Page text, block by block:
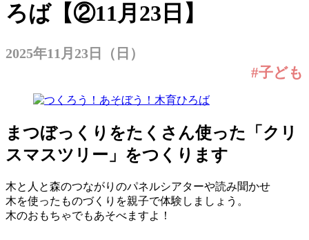
ろば【②11月23日】
2025年11月23日（日）
#子ども
まつぼっくりをたくさん使った「クリ
スマスツリー」をつくります
木と人と森のつながりのパネルシアターや読み聞かせ
木を使ったものづくりを親子で体験しましょう。
木のおもちゃでもあそべますよ！